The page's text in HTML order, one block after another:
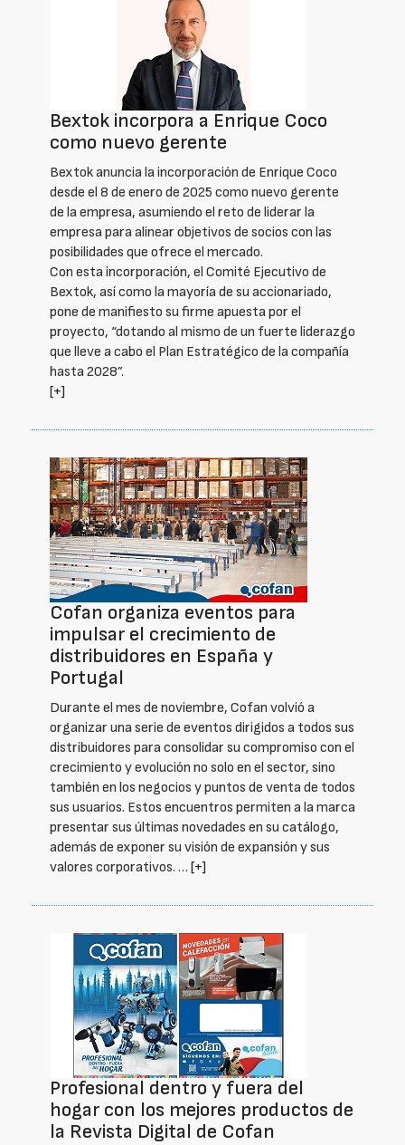
Bextok incorpora a Enrique Coco
como nuevo gerente
Bextok anuncia la incorporación de Enrique Coco
desde el 8 de enero de 2025 como nuevo gerente
de la empresa, asumiendo el reto de liderar la
empresa para alinear objetivos de socios con las
posibilidades que ofrece el mercado.
Con esta incorporación, el Comité Ejecutivo de
Bextok, así como la mayoría de su accionariado,
pone de manifiesto su firme apuesta por el
proyecto, “dotando al mismo de un fuerte liderazgo
que lleve a cabo el Plan Estratégico de la compañía
hasta 2028”.
[+]
Cofan organiza eventos para
impulsar el crecimiento de
distribuidores en España y
Portugal
Durante el mes de noviembre, Cofan volvió a
organizar una serie de eventos dirigidos a todos sus
distribuidores para consolidar su compromiso con el
crecimiento y evolución no solo en el sector, sino
también en los negocios y puntos de venta de todos
sus usuarios. Estos encuentros permiten a la marca
presentar sus últimas novedades en su catálogo,
además de exponer su visión de expansión y sus
valores corporativos. … [+]
Profesional dentro y fuera del
hogar con los mejores productos de
la Revista Digital de Cofan